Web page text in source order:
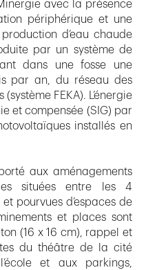
avec la présence
périphérique et une
d’eau chaude
par un système de
dans une fosse une
par an, du réseau des
FEKA). L’énergie
et compensée (SIG) par
installés en
aux aménagements
situées entre les 4
pourvues d’espaces de
et places sont
(16 x 16 cm), rappel et
du théâtre de la cité
et aux parkings,